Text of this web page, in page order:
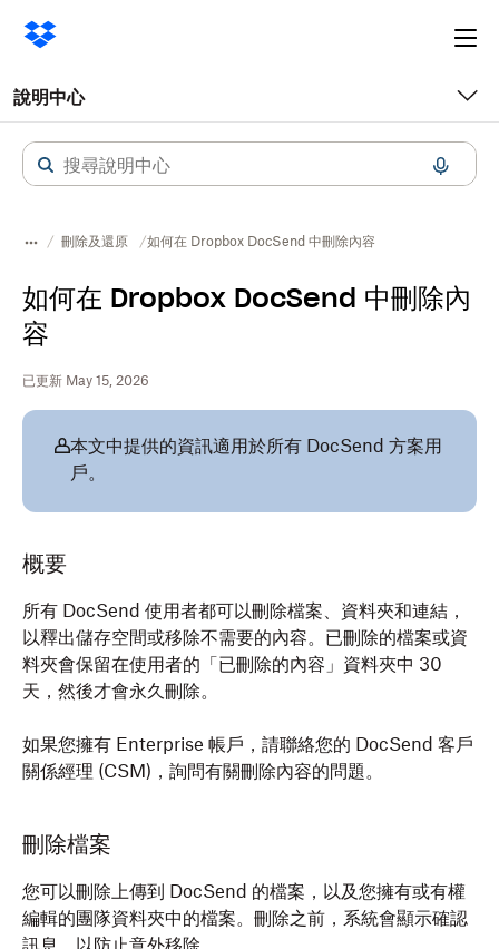
說明中心
刪除及還原 如何在 Dropbox DocSend 中刪除內容
如何在 Dropbox DocSend 中刪除內
容
已更新 May 15, 2026
本文中提供的資訊適用於所有 DocSend 方案用
戶。
概要
所有 DocSend 使用者都可以刪除檔案、資料夾和連結，
以釋出儲存空間或移除不需要的內容。已刪除的檔案或資
料夾會保留在使用者的「已刪除的內容」資料夾中 30
天，然後才會永久刪除。
如果您擁有 Enterprise 帳戶，請聯絡您的 DocSend 客戶
關係經理 (CSM)，詢問有關刪除內容的問題。
刪除檔案
您可以刪除上傳到 DocSend 的檔案，以及您擁有或有權
編輯的團隊資料夾中的檔案。刪除之前，系統會顯示確認
訊息，以防止意外移除。